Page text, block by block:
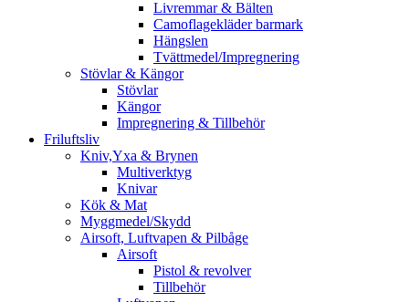
Livremmar & Bälten
Camoflagekläder barmark
Hängslen
Tvättmedel/Impregnering
Stövlar & Kängor
Stövlar
Kängor
Impregnering & Tillbehör
Friluftsliv
Kniv,Yxa & Brynen
Multiverktyg
Knivar
Kök & Mat
Myggmedel/Skydd
Airsoft, Luftvapen & Pilbåge
Airsoft
Pistol & revolver
Tillbehör